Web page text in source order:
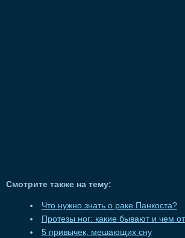
Смотрите также на тему:
Что нужно знать о раке Панкоста?
Протезы ног: какие бывают и чем
5 привычек, мешающих сну